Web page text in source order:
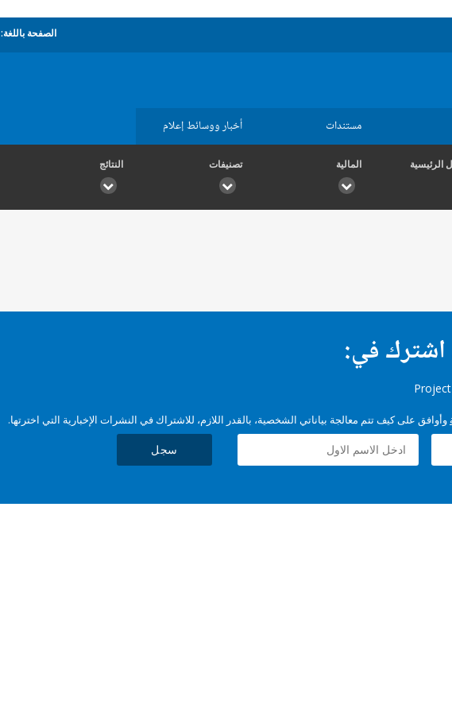
الصفحة باللغة:
مستندات أخبار ووسائط إعلام
الرئيسية المالية تصنيفات النتائج
اشترك في:
وأوافق على كيف تتم معالجة بياناتي الشخصية، بالقدر اللازم، للاشتراك في النشرات الإخبارية التي اخترتها.
سجل